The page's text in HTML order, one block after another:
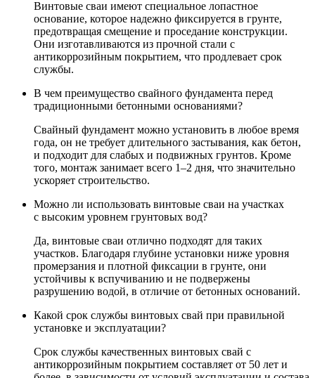
Винтовые сваи имеют специальное лопастное
основание, которое надежно фиксируется в грунте,
предотвращая смещение и проседание конструкции.
Они изготавливаются из прочной стали с
антикоррозийным покрытием, что продлевает срок
службы.
В чем преимущество свайного фундамента перед
традиционными бетонными основаниями?
Свайный фундамент можно установить в любое время
года, он не требует длительного застывания, как бетон,
и подходит для слабых и подвижных грунтов. Кроме
того, монтаж занимает всего 1–2 дня, что значительно
ускоряет строительство.
Можно ли использовать винтовые сваи на участках
с высоким уровнем грунтовых вод?
Да, винтовые сваи отлично подходят для таких
участков. Благодаря глубине установки ниже уровня
промерзания и плотной фиксации в грунте, они
устойчивы к вспучиванию и не подвержены
разрушению водой, в отличие от бетонных оснований.
Какой срок службы винтовых свай при правильной
установке и эксплуатации?
Срок службы качественных винтовых свай с
антикоррозийным покрытием составляет от 50 лет и